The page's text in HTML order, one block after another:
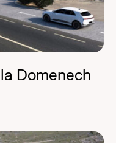
Domenech